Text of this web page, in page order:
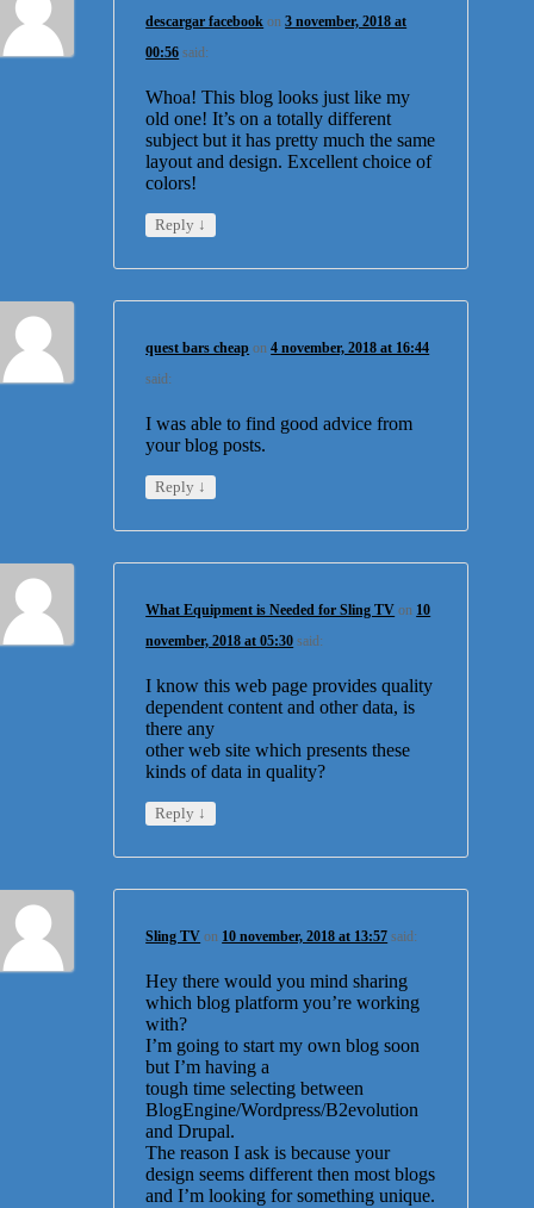
descargar facebook on3 november, 2018 at
00:56 said:
Whoa! This blog looks just like my
old one! It’s on a totally different
subject but it has pretty much the same
layout and design. Excellent choice of
colors!
Reply ↓
quest bars cheap on4 november, 2018 at 16:44
said:
I was able to find good advice from
your blog posts.
Reply ↓
What Equipment is Needed for Sling TV on 10
november, 2018 at 05:30 said:
I know this web page provides quality
dependent content and other data, is
there any
other web site which presents these
kinds of data in quality?
Reply ↓
Sling TV on 10 november, 2018 at 13:57 said:
Hey there would you mind sharing
which blog platform you’re working
with?
I’m going to start my own blog soon
but I’m having a
tough time selecting between
BlogEngine/Wordpress/B2evolution
and Drupal.
The reason I ask is because your
design seems different then most blogs
and I’m looking for something unique.